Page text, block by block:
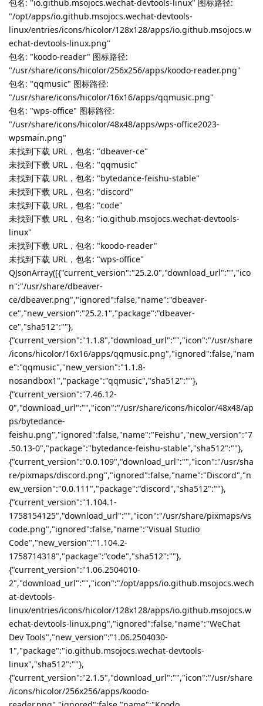
Lv.127
你在/tmp目录下应该可以看到以应用为名的log文件和metalink文
件，可以把内容贴出来吗？
如更新vscode,你会找到code开头的log文件和metalink文件。
F firefighter
Lv. 0
2025年9月25日
小小电脑安装哔哩哔哩客户端后打开闪退无法开启,只是单纯的闪出
哔哩哔哩客户端的标志后就闪退了